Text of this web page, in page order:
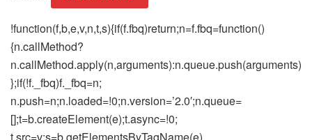
!function(f,b,e,v,n,t,s){if(f.fbq)return;n=f.fbq=function()
{n.callMethod?
n.callMethod.apply(n,arguments):n.queue.push(arguments)
};if(!f._fbq)f._fbq=n;
n.push=n;n.loaded=!0;n.version=’2.0′;n.queue=
[];t=b.createElement(e);t.async=!0;
t.src=v;s=b.getElementsByTagName(e)